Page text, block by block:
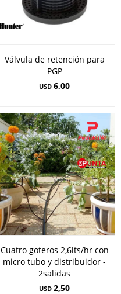
Válvula de retención para
PGP
USD 6,00
Cuatro goteros 2,6lts/hr con
micro tubo y distribuidor -
2salidas
USD 2,50